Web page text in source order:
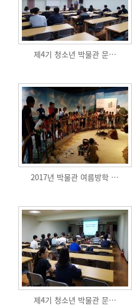
제4기 청소년 박물관 문…
2017년 박물관 여름방학 …
제4기 청소년 박물관 문…